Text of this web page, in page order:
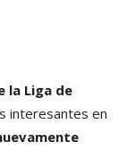
la Liga de
interesantes en